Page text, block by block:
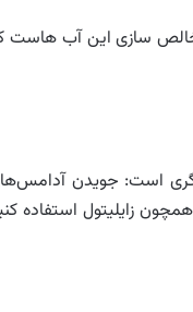
خالص سازی این آب هاست
است: جویدن
زایلیتول استفاده